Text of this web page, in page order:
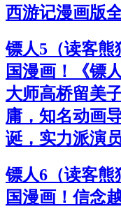
西游记漫画版
镖人5（读客熊
国漫画！《镖
大师高桥留美
庸，知名动画
诞，实力派演
镖人6（读客熊
国漫画！信念